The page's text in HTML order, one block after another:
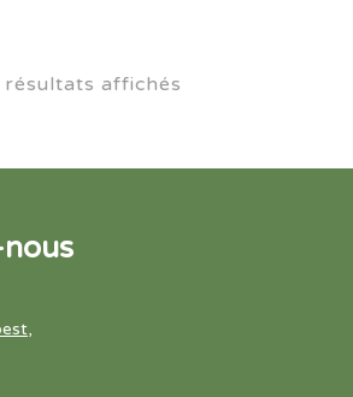
50,00€
résultats affichés